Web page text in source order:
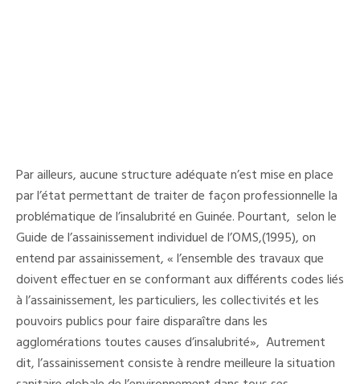
Par ailleurs, aucune structure adéquate n’est mise en place
par l’état permettant de traiter de façon professionnelle la
problématique de l’insalubrité en Guinée. Pourtant, selon le
Guide de l’assainissement individuel de l’OMS,(1995), on
entend par assainissement, « l’ensemble des travaux que
doivent effectuer en se conformant aux différents codes liés
à l’assainissement, les particuliers, les collectivités et les
pouvoirs publics pour faire disparaître dans les
agglomérations toutes causes d’insalubrité», Autrement
dit, l’assainissement consiste à rendre meilleure la situation